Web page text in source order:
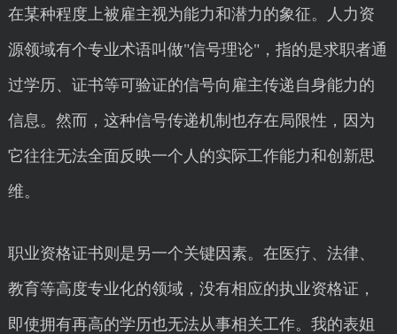
在某种程度上被雇主视为能力和潜力的象征。人力资
源领域有个专业术语叫做"信号理论"，指的是求职者通
过学历、证书等可验证的信号向雇主传递自身能力的
信息。然而，这种信号传递机制也存在局限性，因为
它往往无法全面反映一个人的实际工作能力和创新思
维。
职业资格证书则是另一个关键因素。在医疗、法律、
教育等高度专业化的领域，没有相应的执业资格证，
即使拥有再高的学历也无法从事相关工作。我的表姐